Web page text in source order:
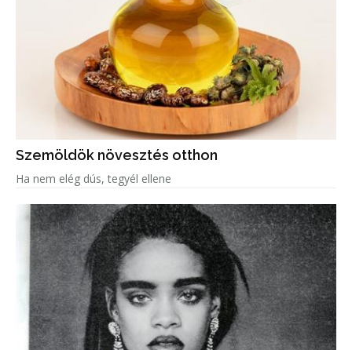
Szemöldök növesztés otthon
Ha nem elég dús, tegyél ellene